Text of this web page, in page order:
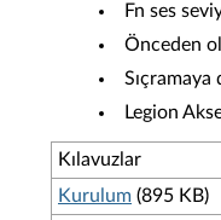
Fn ses
Önceden
Sıçramaya
Legion
Kılavuzlar
Kurulum (895 KB)